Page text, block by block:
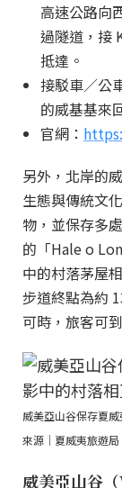
高速公路向
過隧道，接
抵達。
接駁車／公
的威基基來
官網：
另外，北岸的
生態與傳統文
物，並保存多
的「Hale o
中的村落茅屋
步道終點為約
可時，旅客可
威美亞山谷保存夏
來源｜夏威夷旅遊局
威美亞山谷